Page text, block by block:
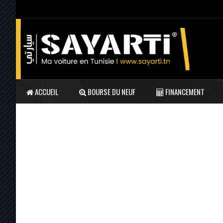
ACCUEIL BOURSE DU NEUF FINANCEMENT